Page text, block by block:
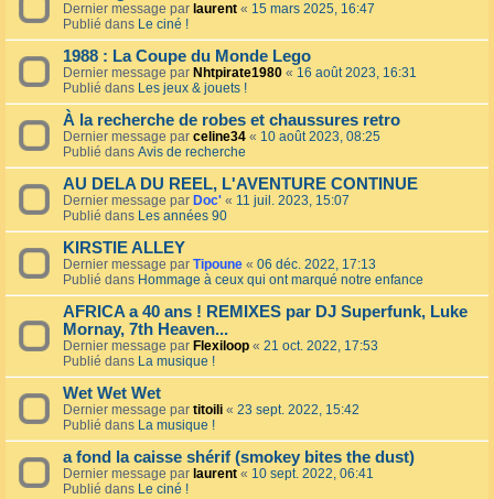
Dernier message par laurent « 15 mars 2025, 16:47
Publié dans Le ciné !
1988 : La Coupe du Monde Lego
Dernier message par Nhtpirate1980 « 16 août 2023, 16:31
Publié dans Les jeux & jouets !
À la recherche de robes et chaussures retro
Dernier message par celine34 « 10 août 2023, 08:25
Publié dans Avis de recherche
AU DELA DU REEL, L'AVENTURE CONTINUE
Dernier message par Doc' « 11 juil. 2023, 15:07
Publié dans Les années 90
KIRSTIE ALLEY
Dernier message par Tipoune « 06 déc. 2022, 17:13
Publié dans Hommage à ceux qui ont marqué notre enfance
AFRICA a 40 ans ! REMIXES par DJ Superfunk, Luke
Mornay, 7th Heaven...
Dernier message par Flexiloop « 21 oct. 2022, 17:53
Publié dans La musique !
Wet Wet Wet
Dernier message par titoili « 23 sept. 2022, 15:42
Publié dans La musique !
a fond la caisse shérif (smokey bites the dust)
Dernier message par laurent « 10 sept. 2022, 06:41
Publié dans Le ciné !